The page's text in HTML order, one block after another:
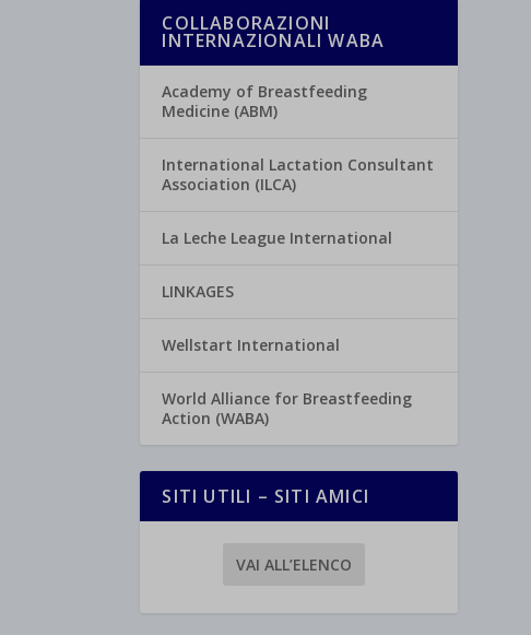
COLLABORAZIONI
INTERNAZIONALI WABA
Academy of Breastfeeding
Medicine (ABM)
International Lactation Consultant
Association (ILCA)
La Leche League International
LINKAGES
Wellstart International
World Alliance for Breastfeeding
Action (WABA)
SITI UTILI – SITI AMICI
VAI ALL’ELENCO